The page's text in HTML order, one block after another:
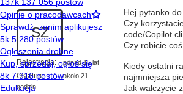
SZ
Rejestracja: ponad 15 lat
Ostatnio:
około 21
godzin
Hej pytanko
Czy
code/Copilot
Czy robicie
Kiedy ostatni
najmniejsza
Jak walczycie